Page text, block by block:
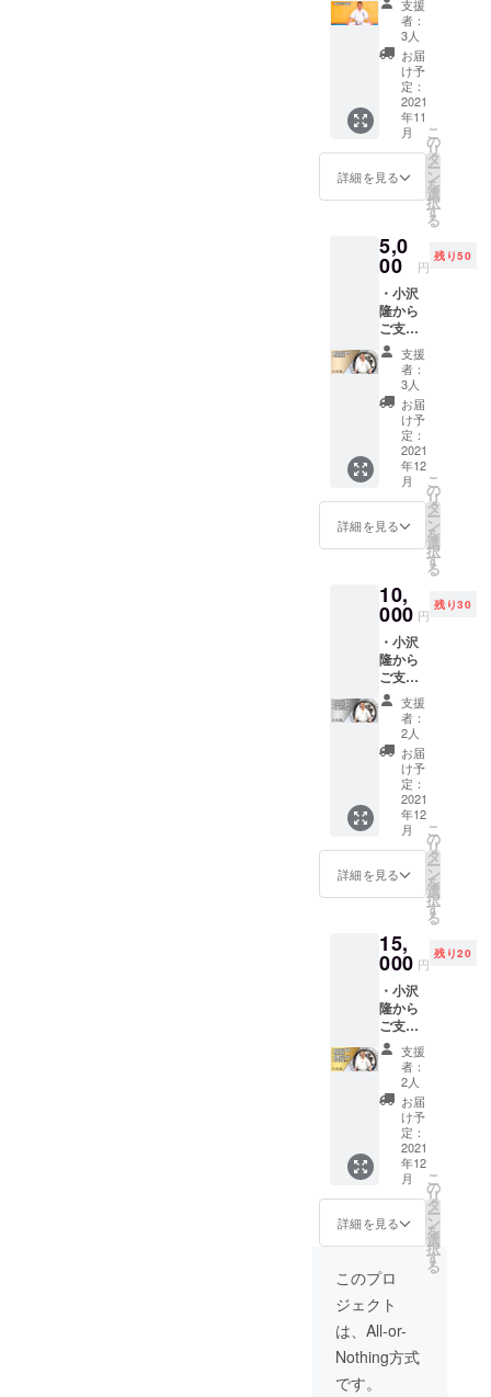
方への
お礼の
動画
URLを
お送り
いたし
ます。
支援
者：
3人
お届
け予
定：
2021
年11
月
詳細を見る
こ
の
リ
タ
ー
ン
を
選
択
す
る
5,0
00 円
残り50
・小沢
隆から
ご支援
頂いた
方へお
礼の動
画URL
をお送
りいた
しま
す。 ・
また、
小沢隆
の書籍
「実戦
と武道:
やって
くる“い
ざとい
う時”の
世界」
をお届
けいた
しま
す。
支援
者：
3人
お届
け予
定：
2021
年12
月
詳細を見る
こ
の
リ
タ
ー
ン
を
選
択
す
る
10,
000 円
残り30
・小沢
隆から
ご支援
頂いた
方への
お礼動
画URL
をお送
りいた
しま
す。 ・
小沢隆
の書籍
「実戦
と武道:
いつか
くる“い
ざとい
う時”の
世界」
をお届
けしま
す。 ・
また、
小沢隆
直筆の
お手紙
を送付
させて
頂きま
す。
支援
者：
2人
お届
け予
定：
2021
年12
月
詳細を見る
こ
の
リ
タ
ー
ン
を
選
択
す
る
15,
000 円
残り20
・小沢
隆から
ご支援
頂いた
方への
お礼動
画URL
をお送
りいた
しま
す。 ・
小沢隆
の書籍
「実戦
と武道:
いつか
やって
くる“い
ざとい
う時”の
世界」
をお届
支援
者：
2人
お届
け予
定：
2021
年12
月
詳細を見る
こ
の
リ
タ
ー
ン
を
選
択
す
る
このプロ
ジェクト
は、All-or-
Nothing方式
です。